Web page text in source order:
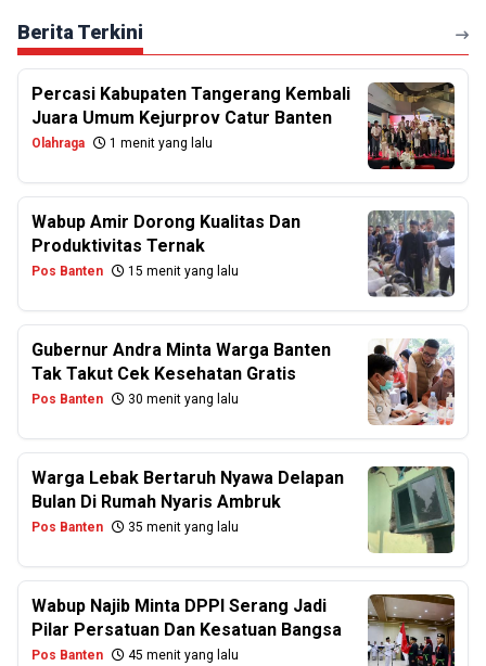
Berita Terkini
Percasi Kabupaten Tangerang Kembali
Juara Umum Kejurprov Catur Banten
Olahraga 1 menit yang lalu
Wabup Amir Dorong Kualitas Dan
Produktivitas Ternak
Pos Banten 15 menit yang lalu
Gubernur Andra Minta Warga Banten
Tak Takut Cek Kesehatan Gratis
Pos Banten 30 menit yang lalu
Warga Lebak Bertaruh Nyawa Delapan
Bulan Di Rumah Nyaris Ambruk
Pos Banten 35 menit yang lalu
Wabup Najib Minta DPPI Serang Jadi
Pilar Persatuan Dan Kesatuan Bangsa
Pos Banten 45 menit yang lalu